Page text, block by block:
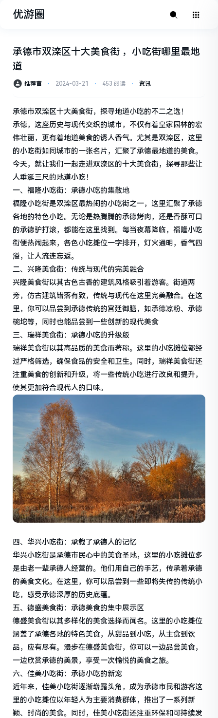
优游圈
承德市双滦区十大美食街 ，小吃街哪里最地
道
推荐官 ⋅ 2024-03-21 ⋅ 453 阅读 ⋅ 资讯
承德市双滦区十大美食街，探寻地道小吃的不二之选！
承德，这座历史与现代交织的城市，不仅有着皇家园林的宏
伟壮丽，更有着地道美食的诱人香气。尤其是双滦区，这里
的小吃街如同城市的一张名片，汇聚了承德最地道的美食。
今天，就让我们一起走进双滦区的十大美食街，探寻那些让
人垂涎三尺的地道小吃！
一、福隆小吃街：承德小吃的集散地
福隆小吃街是双滦区最热闹的小吃街之一，这里汇聚了承德
各地的特色小吃。无论是热腾腾的承德烤肉，还是香酥可口
的承德驴打滚，都能在这里找到。每当夜幕降临，福隆小吃
街便热闹起来，各色小吃摊位一字排开，灯火通明，香气四
溢，让人流连忘返。
二、兴隆美食街：传统与现代的完美融合
兴隆美食街以其古色古香的建筑风格吸引着游客。街道两
旁，仿古建筑错落有致，传统与现代在这里完美融合。在这
里，你可以品尝到承德传统的宫廷御膳，如承德凉粉、承德
碗坨等，同时也能品尝到一些创新的现代美食
三、瑞祥美食街：承德小吃的升级版
瑞祥美食街以其高品质的美食而著称。这里的小吃摊位都经
过严格筛选，确保食品的安全和卫生。同时，瑞祥美食街还
注重美食的创新和升级，将一些传统小吃进行改良和提升，
使其更加符合现代人的口味。
四、华兴小吃街：承载了承德人的记忆
华兴小吃街是承德市民心中的美食圣地，这里的小吃摊位多
是由老一辈承德人经营的。他们用自己的手艺，传承着承德
的美食文化。在这里，你可以品尝到一些即将失传的传统小
吃，感受承德深厚的历史底蕴。
五、德盛美食街：承德美食的集中展示区
德盛美食街以其多样化的美食选择而闻名。这里的小吃摊位
涵盖了承德各地的特色美食，从甜品到小吃，从主食到饮
品，应有尽有。漫步在德盛美食街，你可以一边品尝美食，
一边欣赏承德的美景，享受一次愉悦的美食之旅。
六、佳美小吃街：承德小吃的新宠
近年来，佳美小吃街逐渐崭露头角，成为承德市民和游客这
里的小吃摊位以年轻人为主要消费群体，推出了一系列新
颖、时尚的美食。同时，佳美小吃街还注重环保和可持续发